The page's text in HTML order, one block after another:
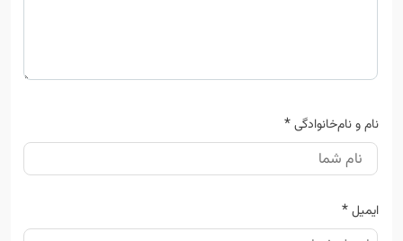
نام و نام‌خانوادگی*
ایمیل*